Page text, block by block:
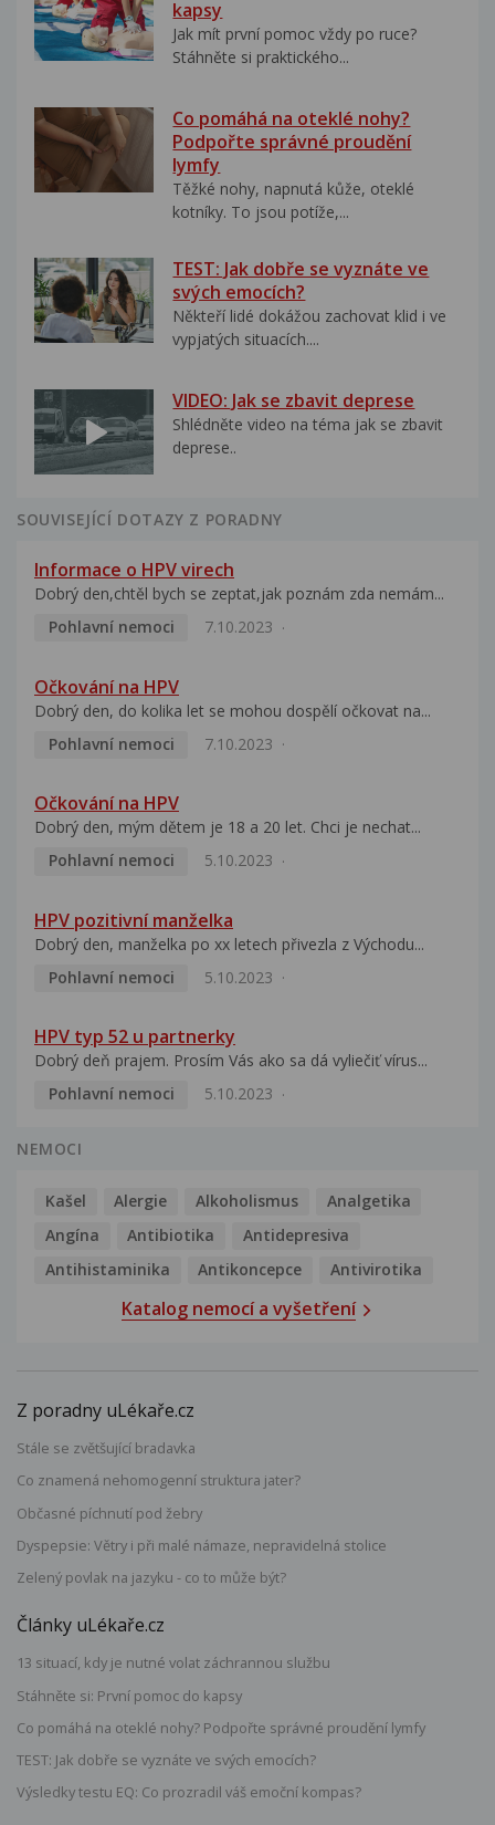
kapsy
Jak mít první pomoc vždy po ruce?
Stáhněte si praktického...
Co pomáhá na oteklé nohy?
Podpořte správné proudění
lymfy
Těžké nohy, napnutá kůže, oteklé
kotníky. To jsou potíže,...
TEST: Jak dobře se vyznáte ve
svých emocích?
Někteří lidé dokážou zachovat klid i ve
vypjatých situacích....
VIDEO: Jak se zbavit deprese
Shlédněte video na téma jak se zbavit
deprese..
SOUVISEJÍCÍ DOTAZY Z PORADNY
Informace o HPV virech
Dobrý den,chtěl bych se zeptat,jak poznám zda nemám...
Pohlavní nemoci
7.10.2023
Očkování na HPV
Dobrý den, do kolika let se mohou dospělí očkovat na...
Pohlavní nemoci
7.10.2023
Očkování na HPV
Dobrý den, mým dětem je 18 a 20 let. Chci je nechat...
Pohlavní nemoci
5.10.2023
HPV pozitivní manželka
Dobrý den, manželka po xx letech přivezla z Východu...
Pohlavní nemoci
5.10.2023
HPV typ 52 u partnerky
Dobrý deň prajem. Prosím Vás ako sa dá vyliečiť vírus...
Pohlavní nemoci
5.10.2023
NEMOCI
Kašel Alergie Alkoholismus
Analgetika
Angína
Antibiotika
Antidepresiva
Antihistaminika
Antikoncepce Antivirotika
Katalog nemocí a vyšetření
Z poradny uLékaře.cz
Stále se zvětšující bradavka
Co znamená nehomogenní struktura jater?
Občasné píchnutí pod žebry
Dyspepsie: Větry i při malé námaze, nepravidelná stolice
Zelený povlak na jazyku - co to může být?
Články uLékaře.cz
13 situací, kdy je nutné volat záchrannou službu
Stáhněte si: První pomoc do kapsy
Co pomáhá na oteklé nohy? Podpořte správné proudění lymfy
TEST: Jak dobře se vyznáte ve svých emocích?
Výsledky testu EQ: Co prozradil váš emoční kompas?